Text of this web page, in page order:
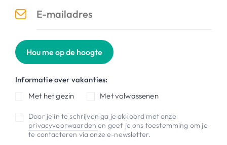
Hou me op de hoogte
Informatie over vakanties:
Met het gezin
Met volwassenen
Door je in te schrijven ga je akkoord met onze
privacyvoorwaardenen geef je ons toestemming om je
te contacteren via onze e-newsletter.